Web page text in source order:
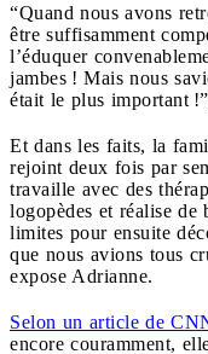
“Quand nous avons
être suffisamment
l’éduquer
jambes ! Mais nous
était le plus important
Et dans les faits, la
rejoint deux fois par
travaille avec des
logopèdes et réalise de
limites pour ensuite
que nous avions tous
expose Adrianne.
Selon un article de
encore couramment,